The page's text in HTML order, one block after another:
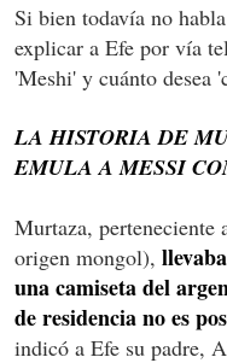
Si bien todavía no
explicar a Efe por vía
'Meshi' y cuánto desea
LA HISTORIA DE
EMULA A MESSI
Murtaza, perteneciente
origen mongol),
una camiseta del
de residencia no es
indicó a Efe su padre,